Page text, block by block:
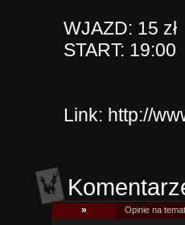
WJAZD: 15 zł
START: 19:00
Link: http://
» Opinie na